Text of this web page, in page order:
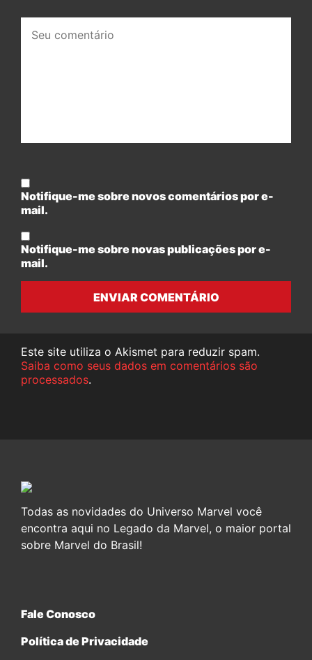
comentário:
Notifique-me sobre novos comentários por e-
mail.
Notifique-me sobre novas publicações por e-
mail.
ENVIAR COMENTÁRIO
Este site utiliza o Akismet para reduzir spam.
Saiba como seus dados em comentários são
processados.
Todas as novidades do Universo Marvel você
encontra aqui no Legado da Marvel, o maior portal
sobre Marvel do Brasil!
Fale Conosco
Política de Privacidade